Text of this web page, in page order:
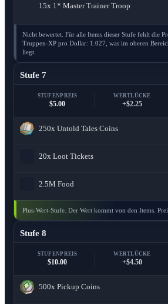
15x 1* Master Trainer Troop
Nicht bewertet. Für alle Items dieser Stufe fehlt die
Truppen-XP pro Dollar: 1.027, was im oberen
liegt.
Stufe 7
STUFENPREIS
$5.00
WERTLÜCKE
+$2.25
250x Untold Tales Coins
20x Loot Tickets
2.5M Food
Plus-Wert-Stufe. Der Wert kommt von den Items.
Stufe 8
STUFENPREIS
$10.00
WERTLÜCKE
+$4.50
500x Pickup Coins